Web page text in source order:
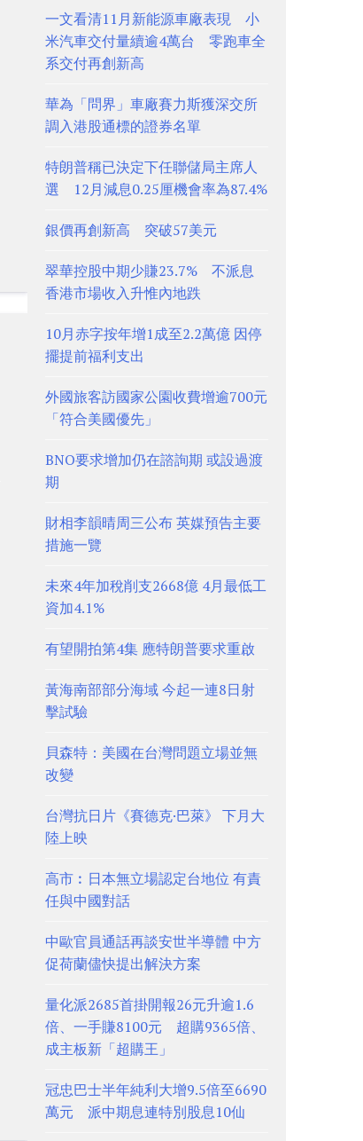
一文看清11月新能源車廠表現 小
米汽車交付量續逾4萬台 零跑車全
系交付再創新高
華為「問界」車廠賽力斯獲深交所
調入港股通標的證券名單
特朗普稱已決定下任聯儲局主席人
選 12月減息0.25厘機會率為87.4%
銀價再創新高 突破57美元
翠華控股中期少賺23.7% 不派息
香港市場收入升惟內地跌
10月赤字按年增1成至2.2萬億 因停
擺提前福利支出
外國旅客訪國家公園收費增逾700元
「符合美國優先」
BNO要求增加仍在諮詢期 或設過渡
期
財相李韻晴周三公布 英媒預告主要
措施一覽
未來4年加稅削支2668億 4月最低工
資加4.1%
有望開拍第4集 應特朗普要求重啟
黃海南部部分海域 今起一連8日射
擊試驗
貝森特：美國在台灣問題立場並無
改變
台灣抗日片《賽德克·巴萊》 下月大
陸上映
高市︰日本無立場認定台地位 有責
任與中國對話
中歐官員通話再談安世半導體 中方
促荷蘭儘快提出解決方案
量化派2685首掛開報26元升逾1.6
倍、一手賺8100元 超購9365倍、
成主板新「超購王」
冠忠巴士半年純利大增9.5倍至6690
萬元 派中期息連特別股息10仙